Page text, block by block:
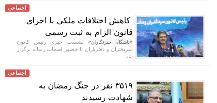
اجتماعی
کاهش اختلافات ملکی با اجرای
قانون الزام به ثبت رسمی
«باشگاه خبرنگاران»نشست خبری رئیس کانون
سردفتران و دفتریاران با حضور اصحاب رسانه برگزار
شد.
اجتماعی
۳۵۱۹ نفر در جنگ رمضان به
شهادت رسیدند